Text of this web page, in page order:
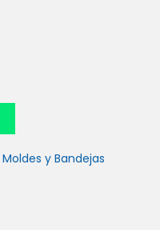
Moldes y Bandejas